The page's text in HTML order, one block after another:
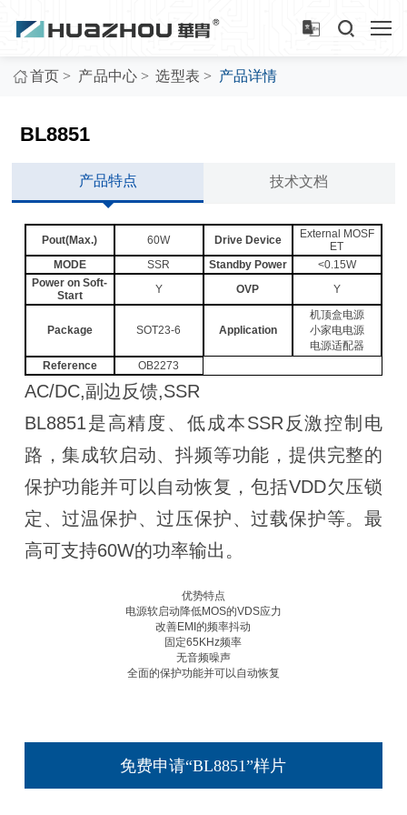
首页 > 产品中心 > 选型表 > 产品详情
BL8851
产品特点 技术文档
Pout(Max.) 60W Drive Device
External MOSF
ET
MODE
SSR Standby Power
<0.15W
Power on Soft-
Start
Y OVP Y
Package SOT23-6 Application
机顶盒电源
小家电电源
电源适配器
Reference
OB2273
AC/DC,副边反馈,SSR
BL8851是高精度、低成本SSR反激控制电
路，集成软启动、抖频等功能，提供完整的
保护功能并可以自动恢复，包括VDD欠压锁
定、过温保护、过压保护、过载保护等。最
高可支持60W的功率输出。
优势特点
电源软启动降低MOS的VDS应力
改善EMI的频率抖动
固定65KHz频率
无音频噪声
全面的保护功能并可以自动恢复
免费申请“BL8851”样片